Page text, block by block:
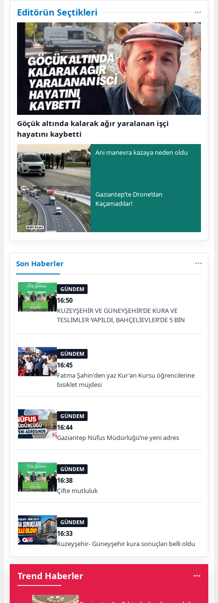
Editörün Seçtikleri
Göçük altında kalarak ağır yaralanan işçi
hayatını kaybetti
Ani manevra kazaya neden oldu
Gaziantep’te Drone’dan
Kaçamadılar!
Son Haberler
GÜNDEM
16:50
KUZEYŞEHİR VE GÜNEYŞEHİR’DE KURA VE
TESLİMLER YAPILDI, BAHÇELİEVLER’DE 5 BİN
KONUTUN TEMELİ ATILDI
GÜNDEM
16:45
Fatma Şahin'den yaz Kur'an Kursu öğrencilerine
bisiklet müjdesi
GÜNDEM
16:44
Gaziantep Nüfus Müdürlüğü’ne yeni adres
GÜNDEM
16:38
Çifte mutluluk
GÜNDEM
16:33
Kuzeyşehir- Güneyşehir kura sonuçları belli oldu
Trend Haberler